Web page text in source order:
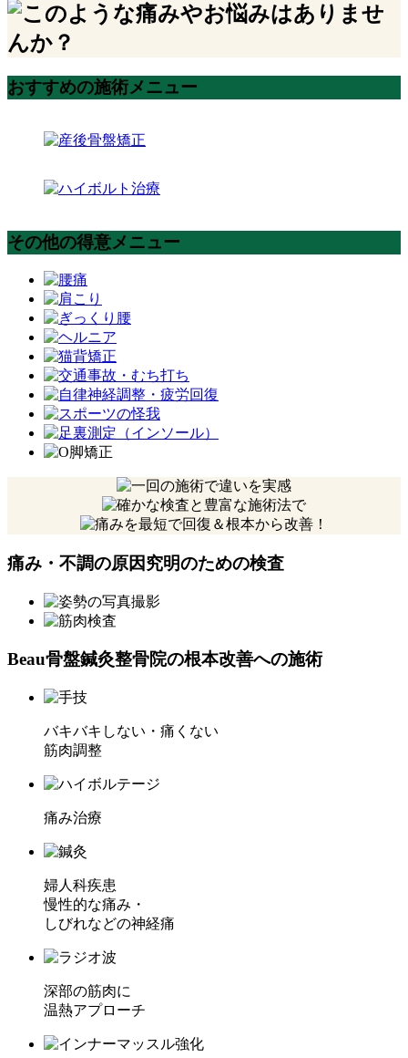
おすすめの施術メニュー
その他の得意メニュー
痛み・不調の原因究明のための検査
Beau⾻盤鍼灸整⾻院の根本改善への施術
バキバキしない・痛くない
筋肉調整
痛み治療
婦⼈科疾患
慢性的な痛み・
しびれなどの神経痛
深部の筋⾁に
温熱アプローチ